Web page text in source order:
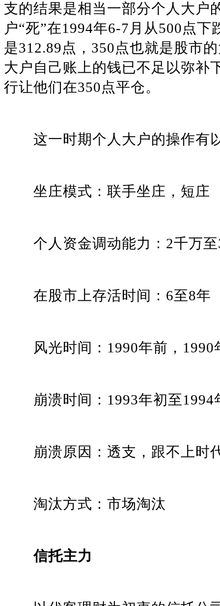
支的结果是相当一部分个人大户
户“死”在1994年6-7月从500点
是312.89点，350点也就是股市
大户自己账上的钱已不足以弥补
行让他们在350点平仓。
这一时期个人大户的操作有
坐庄模式：联手坐庄，短庄
个人资金调动能力：2千万至
在股市上存活时间：6至8年
风光时间：1990年前，1990
崩溃时间：1993年初至1994
崩溃原因：透支，跟不上时
淘汰方式：市场淘汰
信托主力